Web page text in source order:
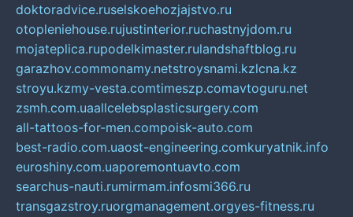
doktoradvice.ruselskoehozjajstvo.ru
otopleniehouse.rujustinterior.ruchastnyjdom.ru
mojateplica.rupodelkimaster.rulandshaftblog.ru
garazhov.commonamy.netstroysnami.kzlcna.kz
stroyu.kzmy-vesta.comtimeszp.comavtoguru.net
zsmh.com.uaallcelebsplasticsurgery.com
all-tattoos-for-men.compoisk-auto.com
best-radio.com.uaost-engineering.comkuryatnik.info
euroshiny.com.uaporemontuavto.com
searchus-nauti.rumirmam.infosmi366.ru
transgazstroy.ruorgmanagement.orgyes-fitness.ru